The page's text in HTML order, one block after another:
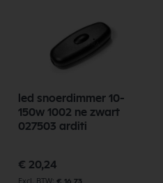
led snoerdimmer 10-
150w 1002 ne zwart
027503 arditi
€ 20,24
€ 16,73